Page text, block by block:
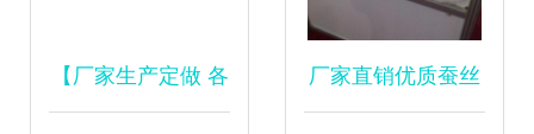
【厂家生产定做 各 厂家直销优质蚕丝